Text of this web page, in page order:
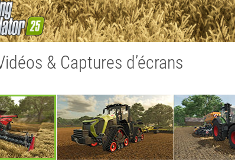
& Captures d’écrans